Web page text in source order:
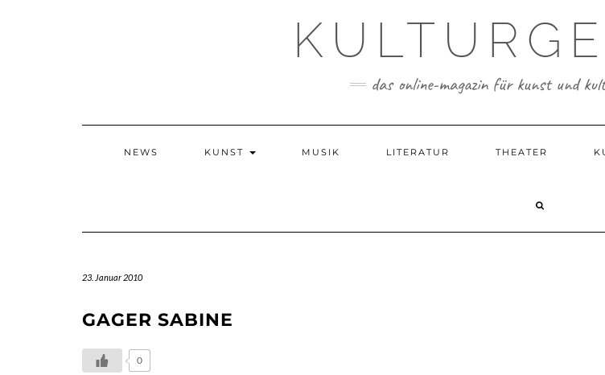
das online-magazin für kunst und
NEWS KUNST MUSIK LITERATUR THEATER
23. Januar 2010
GAGER SABINE
0